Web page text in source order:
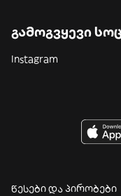
გამოგვყევი
Instagram
წესები და პირობები